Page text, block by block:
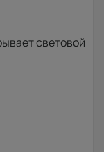
световой